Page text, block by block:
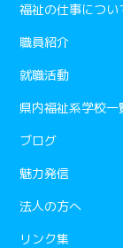
福祉の仕事につい
職員紹介
就職活動
県内福祉系学校一
ブログ
魅力発信
法人の方へ
リンク集